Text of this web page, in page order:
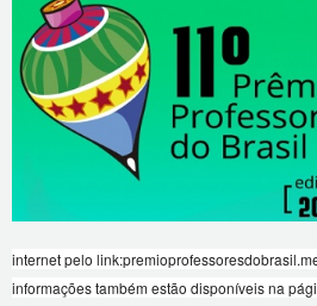
internet pelo
informações também estão disponíveis na